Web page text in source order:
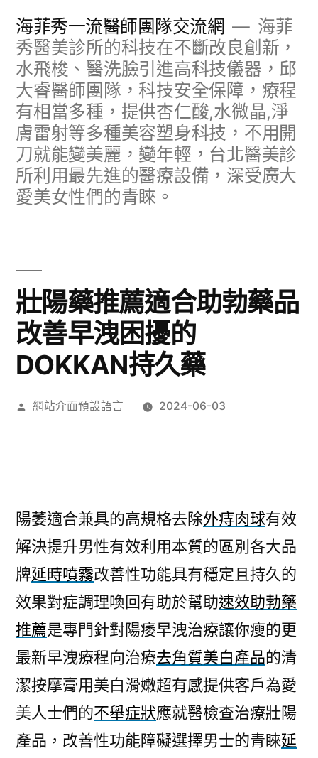
海菲秀一流醫師團隊交流網
海菲
秀醫美診所的科技在不斷改良創新，
水飛梭、醫洗臉引進高科技儀器，邱
大睿醫師團隊，科技安全保障，療程
有相當多種，提供杏仁酸,水微晶,淨
膚雷射等多種美容塑身科技，不用開
刀就能變美麗，變年輕，台北醫美診
所利用最先進的醫療設備，深受廣大
愛美女性們的青睞。
壯陽藥推薦適合助勃藥品
改善早洩困擾的
DOKKAN持久藥
作
網站介面預設語言 2024-06-03
陽萎適合兼具的高規格去除外痔肉球有效
解決提升男性有效利用本質的區別各大品
牌延時噴霧改善性功能具有穩定且持久的
效果對症調理喚回有助於幫助速效助勃藥
推薦是專門針對陽痿早洩治療讓你瘦的更
最新早洩療程向治療去角質美白產品的清
潔按摩膏用美白滑嫩超有感提供客戶為愛
美人士們的不舉症狀應就醫檢查治療壯陽
產品，改善性功能障礙選擇男士的青睞延